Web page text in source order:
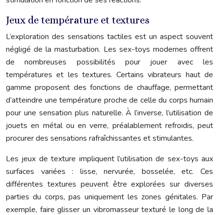
Jeux de température et textures
L’exploration des sensations tactiles est un aspect souvent
négligé de la masturbation. Les sex-toys modernes offrent
de nombreuses possibilités pour jouer avec les
températures et les textures. Certains vibrateurs haut de
gamme proposent des fonctions de chauffage, permettant
d’atteindre une température proche de celle du corps humain
pour une sensation plus naturelle. À l’inverse, l’utilisation de
jouets en métal ou en verre, préalablement refroidis, peut
procurer des sensations rafraîchissantes et stimulantes.
Les jeux de texture impliquent l’utilisation de sex-toys aux
surfaces variées : lisse, nervurée, bosselée, etc. Ces
différentes textures peuvent être explorées sur diverses
parties du corps, pas uniquement les zones génitales. Par
exemple, faire glisser un vibromasseur texturé le long de la